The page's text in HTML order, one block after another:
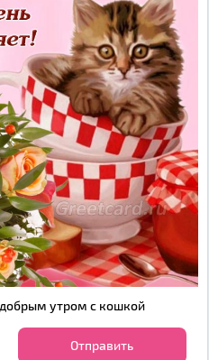
утром с кошкой
Отправить